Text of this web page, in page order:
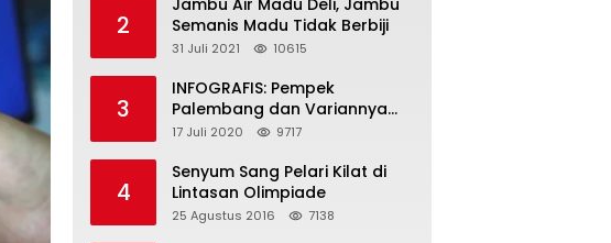
2
Jambu Air Madu Deli, Jambu
Semanis Madu Tidak Berbiji
31 Juli 2021 10615
3
INFOGRAFIS: Pempek
Palembang dan Variannya
yang Melegenda
17 Juli 2020 9717
4
Senyum Sang Pelari Kilat di
Lintasan Olimpiade
25 Agustus 2016 7138